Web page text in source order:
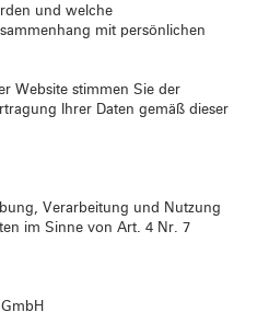
und welche
mit persönlichen
Website stimmen Sie der
Ihrer Daten gemäß dieser
Verarbeitung und Nutzung
im Sinne von Art. 4 Nr. 7